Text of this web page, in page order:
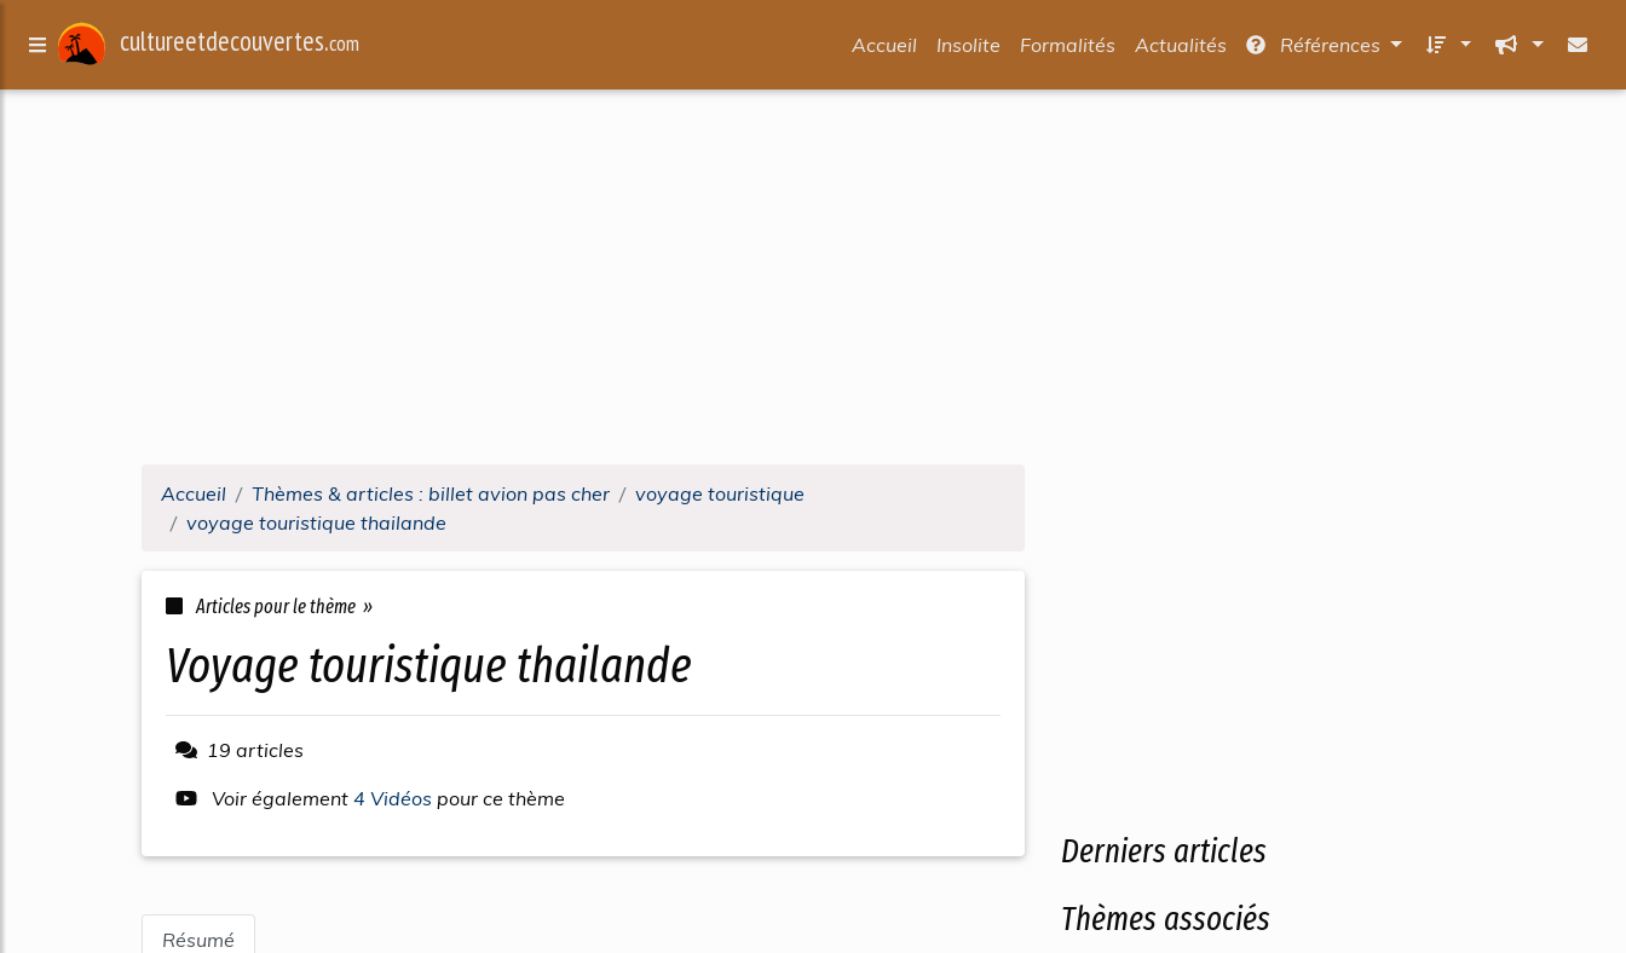
cultureetdecouvertes.com Accueil Insolite Formalités Actualités Références
Accueil Thèmes & articles : billet avion pas cher
voyage touristique
voyage touristique thailande
Articles pour le thème »
voyage touristique thailande
19 articles
Voir également 4 Vidéos pour ce thème
Résumé
Derniers articles
Thèmes associés